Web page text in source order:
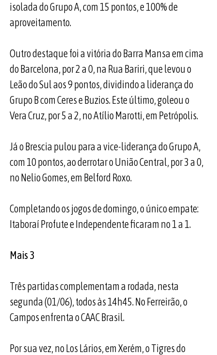
isolada do Grupo A, com 15 pontos, e 100% de
aproveitamento.
Outro destaque foi a vitória do Barra Mansa em cima
do Barcelona, por 2 a 0, na Rua Bariri, que levou o
Leão do Sul aos 9 pontos, dividindo a liderança do
Grupo B com Ceres e Buzios. Este último, goleou o
Vera Cruz, por 5 a 2, no Atílio Marotti, em Petrópolis.
Já o Brescia pulou para a vice-liderança do Grupo A,
com 10 pontos, ao derrotar o União Central, por 3 a 0,
no Nelio Gomes, em Belford Roxo.
Completando os jogos de domingo, o único empate:
Itaboraí Profute e Independente ficaram no 1 a 1.
Mais 3
Três partidas complementam a rodada, nesta
segunda (01/06), todos às 14h45. No Ferreirão, o
Campos enfrenta o CAAC Brasil.
Por sua vez, no Los Lários, em Xerém, o Tigres do